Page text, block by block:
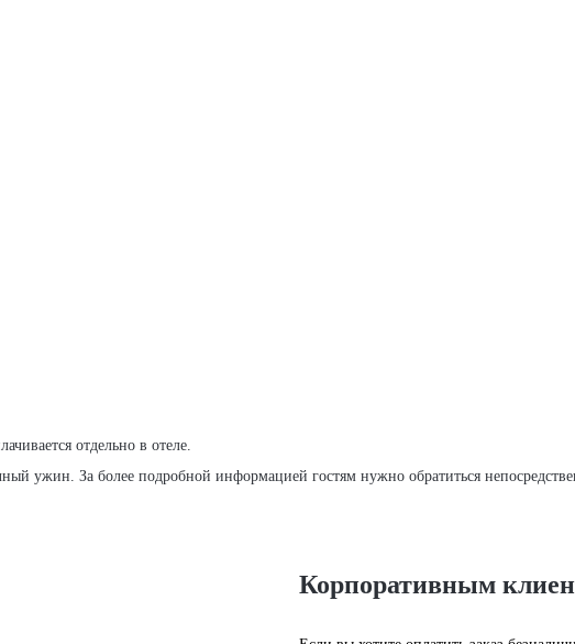
отдельно в отеле.
ужин. За более подробной информацией гостям нужно обратиться
Корпоративным